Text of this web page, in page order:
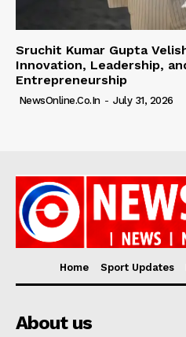
Sruchit Kumar Gupta
Innovation, Leadership,
Entrepreneurship
NewsOnline.co.in - July 31, 2026
Home Sport Updates
About us